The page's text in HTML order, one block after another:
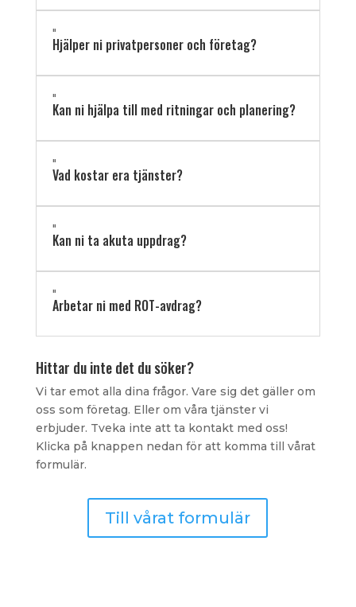
"
Hjälper ni privatpersoner och företag?
"
Kan ni hjälpa till med ritningar och planering?
"
Vad kostar era tjänster?
"
Kan ni ta akuta uppdrag?
"
Arbetar ni med ROT-avdrag?
Hittar du inte det du söker?
Vi tar emot alla dina frågor. Vare sig det gäller om
oss som företag. Eller om våra tjänster vi
erbjuder. Tveka inte att ta kontakt med oss!
Klicka på knappen nedan för att komma till vårat
formulär.
Till vårat formulär